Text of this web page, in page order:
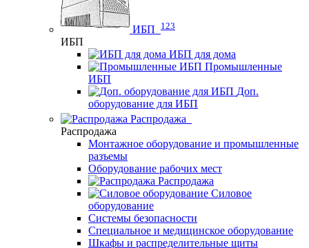
ИБП 123
ИБП
ИБП для дома
Промышленные
ИБП
Доп.
оборудование для ИБП
Распродажа
Распродажа
Монтажное оборудование и промышленные
разъемы
Оборудование рабочих мест
Распродажа
Силовое
оборудование
Системы безопасности
Специальное и медицинское оборудование
Шкафы и распределительные щиты